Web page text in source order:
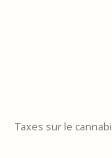
Taxes sur le